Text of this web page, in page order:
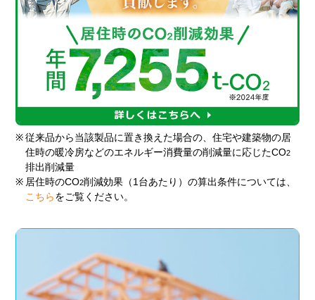
※ 従来品から当該製品に置き換えた場合の、住宅や建築物の居
住時の暖冷房などのエネルギー消費量の削減量に応じたCO2
排出削減量
※ 居住時のCO2削減効果（1台あたり）の算出条件については、
こちら をご覧ください。